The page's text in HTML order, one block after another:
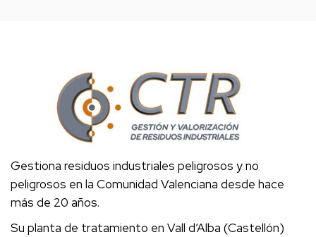
Gestiona residuos industriales peligrosos y no
peligrosos en la Comunidad Valenciana desde hace
más de 20 años.
Su planta de tratamiento en Vall d’Alba (Castellón)